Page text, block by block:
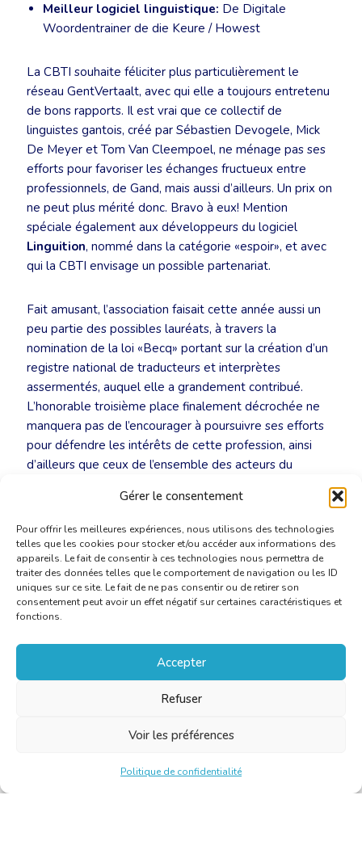
Gérer le consentement
Pour offrir les meilleures expériences, nous utilisons des technologies
telles que les cookies pour stocker et/ou accéder aux informations des
appareils. Le fait de consentir à ces technologies nous permettra de
traiter des données telles que le comportement de navigation ou les ID
uniques sur ce site. Le fait de ne pas consentir ou de retirer son
consentement peut avoir un effet négatif sur certaines caractéristiques et
fonctions.
Accepter
Refuser
Voir les préférences
Politique de confidentialité
Meilleur logiciel linguistique: De Digitale
Woordentrainer de die Keure / Howest
La CBTI souhaite féliciter plus particulièrement le
réseau GentVertaalt, avec qui elle a toujours entretenu
de bons rapports. Il est vrai que ce collectif de
linguistes gantois, créé par Sébastien Devogele, Mick
De Meyer et Tom Van Cleempoel, ne ménage pas ses
efforts pour favoriser les échanges fructueux entre
professionnels, de Gand, mais aussi d’ailleurs. Un prix on
ne peut plus mérité donc. Bravo à eux! Mention
spéciale également aux développeurs du logiciel
Linguition, nommé dans la catégorie «espoir», et avec
qui la CBTI envisage un possible partenariat.
Fait amusant, l’association faisait cette année aussi un
peu partie des possibles lauréats, à travers la
nomination de la loi «Becq» portant sur la création d’un
registre national de traducteurs et interprètes
assermentés, auquel elle a grandement contribué.
L’honorable troisième place finalement décrochée ne
manquera pas de l’encourager à poursuivre ses efforts
pour défendre les intérêts de cette profession, ainsi
d’ailleurs que ceux de l’ensemble des acteurs du